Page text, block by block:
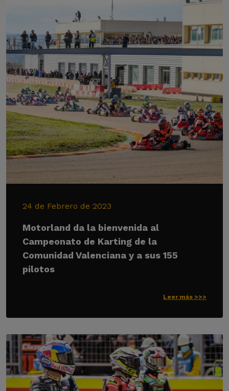
24 de Febrero de 2023
Motorland da la bienvenida al
Campeonato de Karting de la
Comunidad Valenciana y a sus 155
pilotos
Leer más >>>